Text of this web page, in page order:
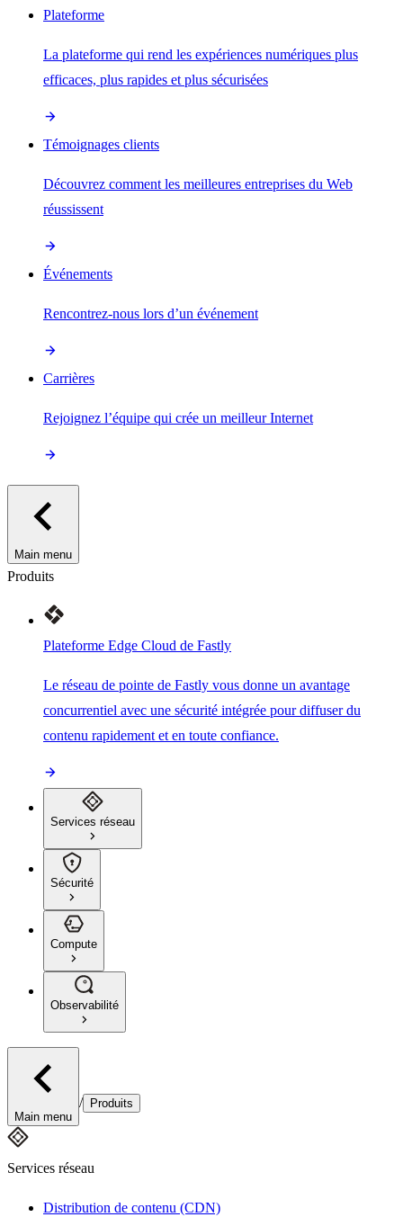
Plateforme
La plateforme qui rend les expériences numériques plus
efficaces, plus rapides et plus sécurisées
Témoignages clients
Découvrez comment les meilleures entreprises du Web
réussissent
Événements
Rencontrez-nous lors d’un événement
Carrières
Rejoignez l’équipe qui crée un meilleur Internet
Main menu
Produits
Plateforme Edge Cloud de Fastly
Le réseau de pointe de Fastly vous donne un avantage
concurrentiel avec une sécurité intégrée pour diffuser du
contenu rapidement et en toute confiance.
Services réseau
Sécurité
Compute
Observabilité
Main menu
/ Produits
Services réseau
Distribution de contenu (CDN)